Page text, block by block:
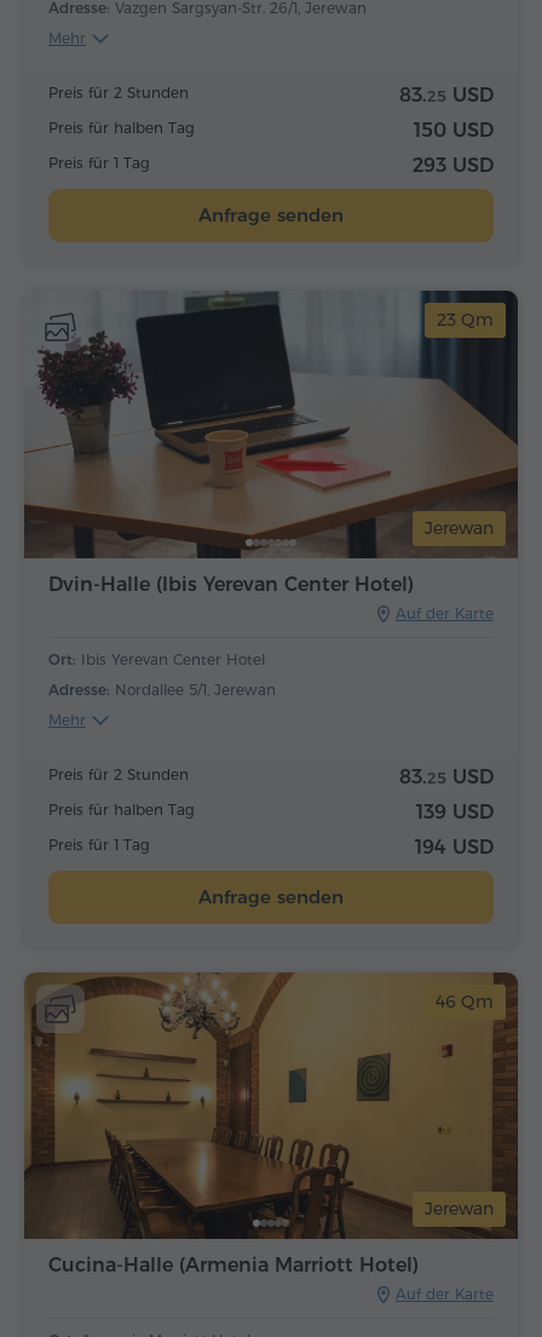
Adresse: Vazgen Sargsyan-Str. 26/1, Jerewan
Mehr
Preis für 2 Stunden 83.25 USD
Preis für halben Tag 150 USD
Preis für 1 Tag 293 USD
Anfrage senden
Jerewan
23 Qm
Dvin-Halle (Ibis Yerevan Center Hotel)
Auf der Karte
Ort: Ibis Yerevan Center Hotel
Adresse: Nordallee 5/1, Jerewan
Mehr
Preis für 2 Stunden 83.25 USD
Preis für halben Tag 139 USD
Preis für 1 Tag 194 USD
Anfrage senden
Jerewan
46 Qm
Cucina-Halle (Armenia Marriott Hotel)
Auf der Karte